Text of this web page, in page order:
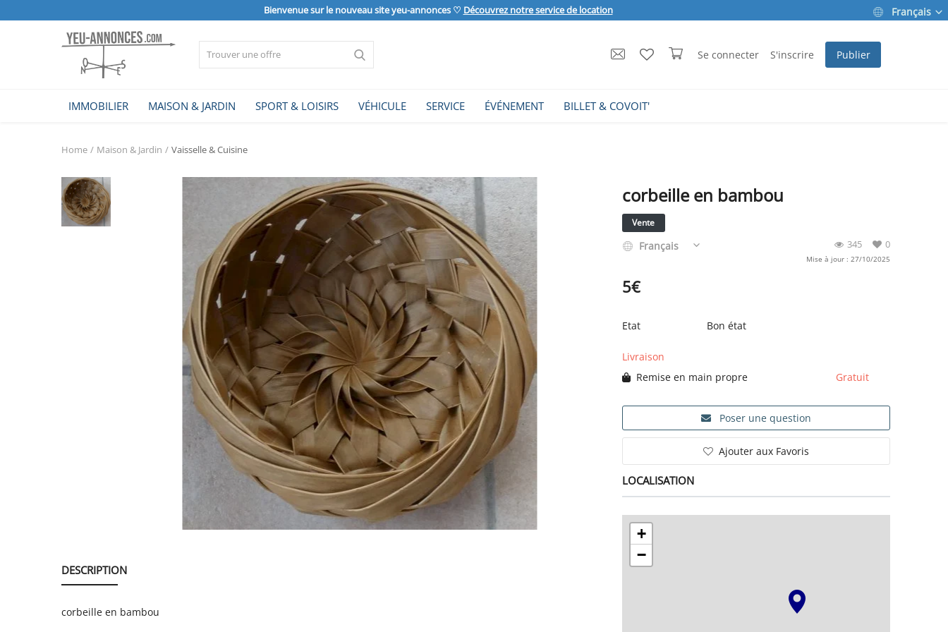
Bienvenue sur le nouveau site yeu-annonces ♡ Découvrez notre service de location Français
Se connecter S'inscrire Publier
IMMOBILIER MAISON & JARDIN SPORT & LOISIRS VÉHICULE SERVICE ÉVÉNEMENT BILLET & COVOIT'
MAISON & JARDIN
Home Maison & Jardin Vaisselle & Cuisine
DESCRIPTION
corbeille en bambou
corbeille en bambou
Vente
0
345
Français
Mise à jour : 27/10/2025
5€
Etat Bon état
Livraison
Remise en main propre
Gratuit
Poser une question
Ajouter aux Favoris
LOCALISATION
+
−